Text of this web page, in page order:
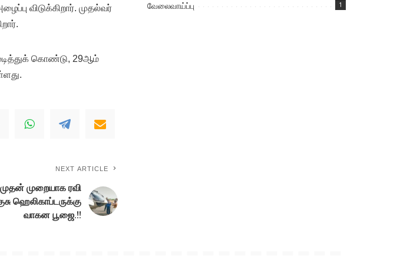
விடுக்கிறார். முதல்வர்
கொண்டு, 29ஆம்
NEXT ARTICLE
முதன் முறையாக ரவி
ஹெலிகாப்டருக்கு
வாகன பூஜை.!!
வேலைவாய்ப்பு 1